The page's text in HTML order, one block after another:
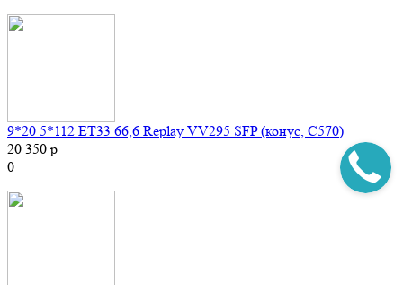
9*20 5*112 ET33 66,6 Replay VV295 SFP (конус, C570)
20 350 р
0